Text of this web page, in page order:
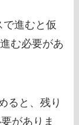
進むと仮
む必要があ
ると、残り
がありま